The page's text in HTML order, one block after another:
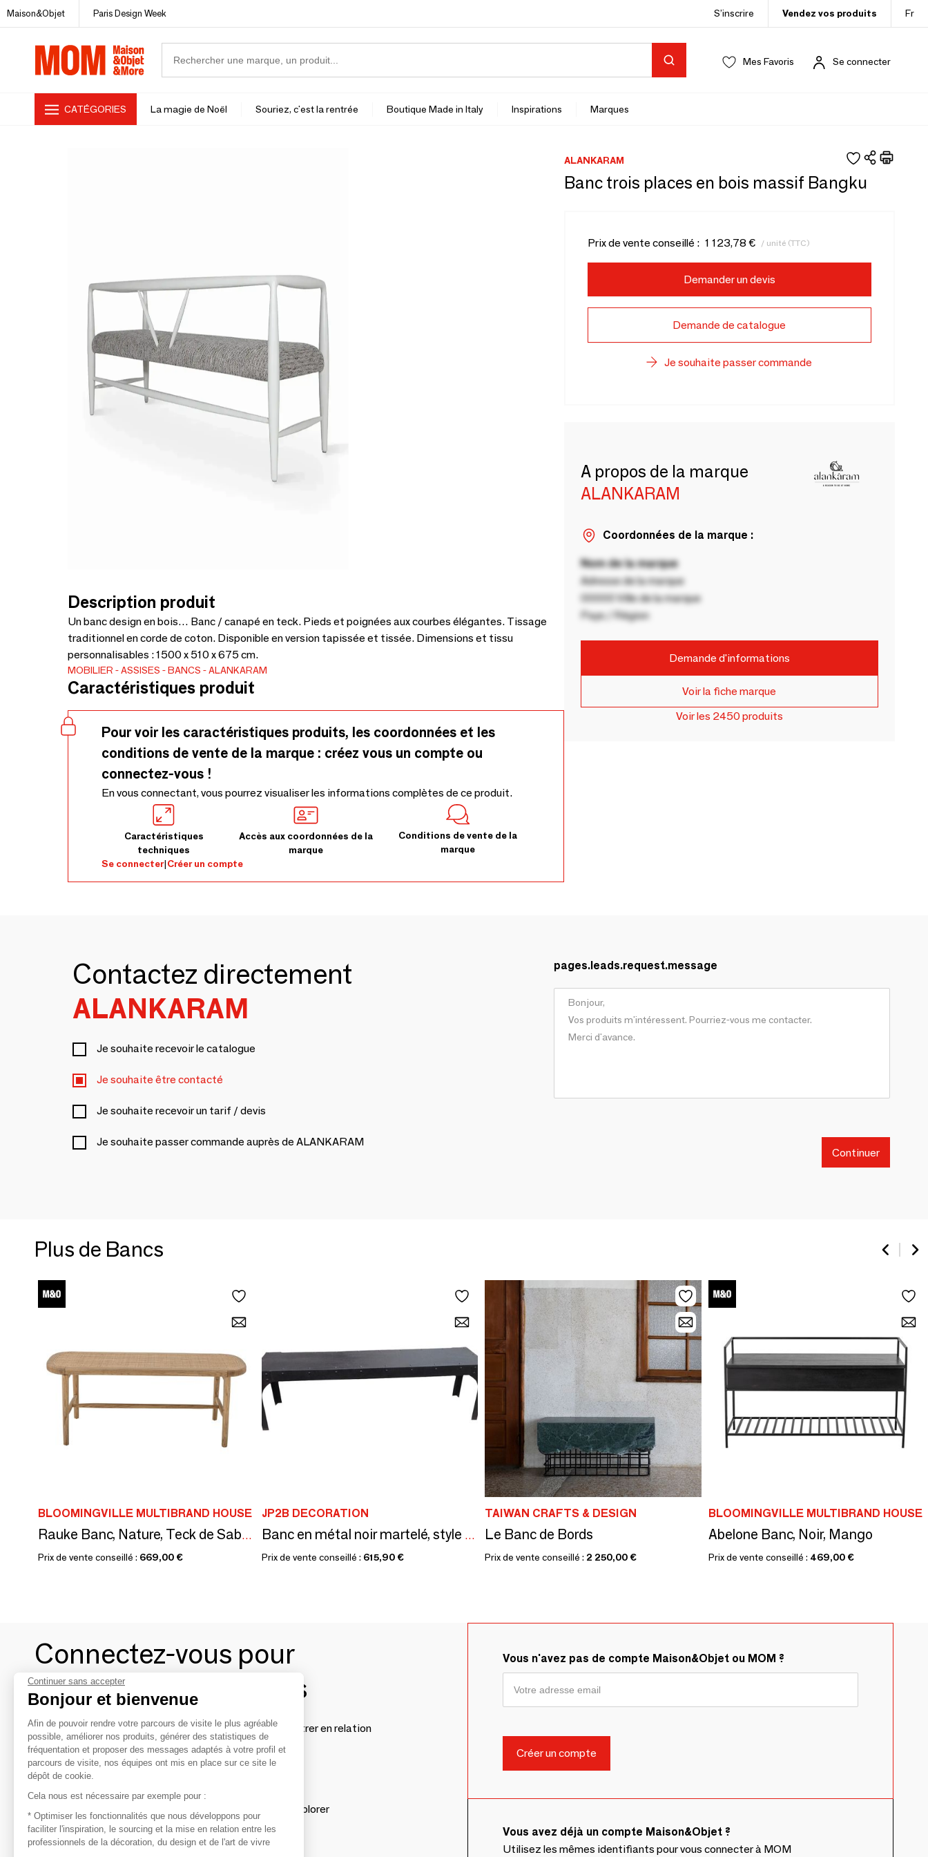
Maison&Objet Paris Design Week S’inscrire Vendez vos produits Fr
Mes Favoris Se connecter
CATÉGORIES La magie de Noël Souriez, c'est la rentrée Boutique Made in Italy Inspirations Marques
Description produit
Un banc design en bois… Banc / canapé en teck. Pieds et poignées aux courbes élégantes. Tissage
traditionnel en corde de coton. Disponible en version tapissée et tissée. Dimensions et tissu
personnalisables : 1500 x 510 x 675 cm.
MOBILIER ASSISES BANCS ALANKARAM
Caractéristiques produit
Pour voir les caractéristiques produits, les coordonnées et les
conditions de vente de la marque : créez vous un compte ou
connectez-vous !
En vous connectant, vous pourrez visualiser les informations complètes de ce produit.
Caractéristiques
techniques
Accès aux coordonnées de la
marque
Conditions de vente de la
marque
Se connecter|Créer un compte
ALANKARAM
Banc trois places en bois massif Bangku
Prix de vente conseillé : 1 123,78 € / unité (TTC)
Demander un devis
Demande de catalogue
Je souhaite passer commande
A propos de la marque
ALANKARAM
Coordonnées de la marque :
Nom de la marque
Adresse de la marque
00000 Ville de la marque
Pays / Région
Demande d'informations
Voir la fiche marque
Voir les 2450 produits
Contactez directement
ALANKARAM
Je souhaite recevoir le catalogue
Je souhaite être contacté
Je souhaite recevoir un tarif / devis
Je souhaite passer commande auprès de ALANKARAM
pages.leads.request.message
Continuer
Plus de Bancs
BLOOMINGVILLE MULTIBRAND HOUSE
Rauke Banc, Nature, Teck de Sabrang
Prix de vente conseillé : 669,00 €
JP2B DECORATION
Banc en métal noir martelé, style industriel, 160 cm
Prix de vente conseillé : 615,90 €
TAIWAN CRAFTS & DESIGN
Le Banc de Bords
Prix de vente conseillé : 2 250,00 €
BLOOMINGVILLE MULTIBRAND HOUSE
Abelone Banc, Noir, Mango
Prix de vente conseillé : 469,00 €
Connectez-vous pour
contacter les marques
Afin de profiter au mieux de l'expérience MOM et de rentrer en relation
avec vos marques préférées, créez-vous un compte.
Découvrir
Les produits de milliers de fournisseurs à explorer
S'inspirer
Vous n'avez pas de compte Maison&Objet ou MOM ?
Vous avez déjà un compte Maison&Objet ?
Utilisez les mêmes identifiants pour vous connecter à MOM
Continuer sans accepter
Bonjour et bienvenue
Afin de pouvoir rendre votre parcours de visite le plus agréable
possible, améliorer nos produits, générer des statistiques de
fréquentation et proposer des messages adaptés à votre profil et
parcours de visite, nos équipes ont mis en place sur ce site le
dépôt de cookie.
Cela nous est nécessaire par exemple pour :
* Optimiser les fonctionnalités que nous développons pour
faciliter l'inspiration, le sourcing et la mise en relation entre les
professionnels de la décoration, du design et de l'art de vivre